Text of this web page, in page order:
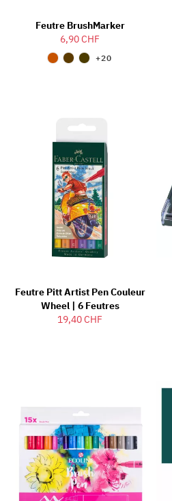
Feutre BrushMarker
6,90 CHF
+20
Feutre Pitt Artist Pen Couleur
Wheel | 6 Feutres
19,40 CHF